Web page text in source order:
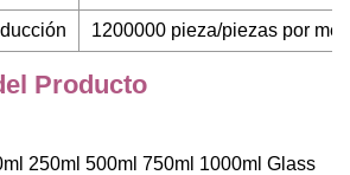
1200000 pieza/piezas por mes
Producto